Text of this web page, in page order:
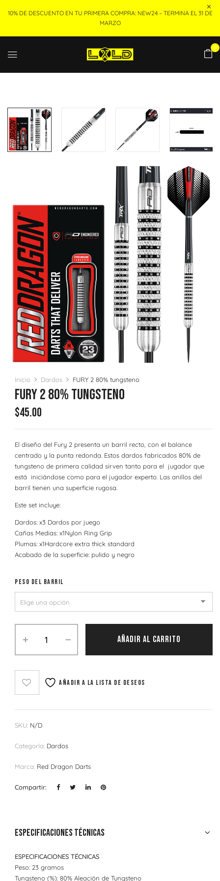
10% DE DESCUENTO EN TU PRIMERA COMPRA: NEW24 – TERMINA EL 31 DE
MARZO
0
Inicio Dardos FURY 2 80% tungsteno
FURY 2 80% Tungsteno
$45.00
El diseño del Fury 2 presenta un barril recto, con el balance
centrado y la punta redonda. Estos dardos fabricados 80% de
tungsteno de primera calidad sirven tanto para el jugador que
está iniciándose como para el jugador experto. Las anillos del
barril tienen una superficie rugosa.
Este set incluye:
Dardos: x3 Dardos por juego
Cañas Medias: x1Nylon Ring Grip
Plumas: x1Hardcore extra thick standard
Acabado de la superficie: pulido y negro
PESO DEL BARRIL
AÑADIR AL CARRITO
Añadir a la lista de deseos
SKU: N/D
Categoría: Dardos
Marca: Red Dragon Darts
Compartir:
Especificaciones técnicas
ESPECIFICACIONES TÉCNICAS
Peso: 23 gramos
Tungsteno (%): 80% Aleación de Tungsteno